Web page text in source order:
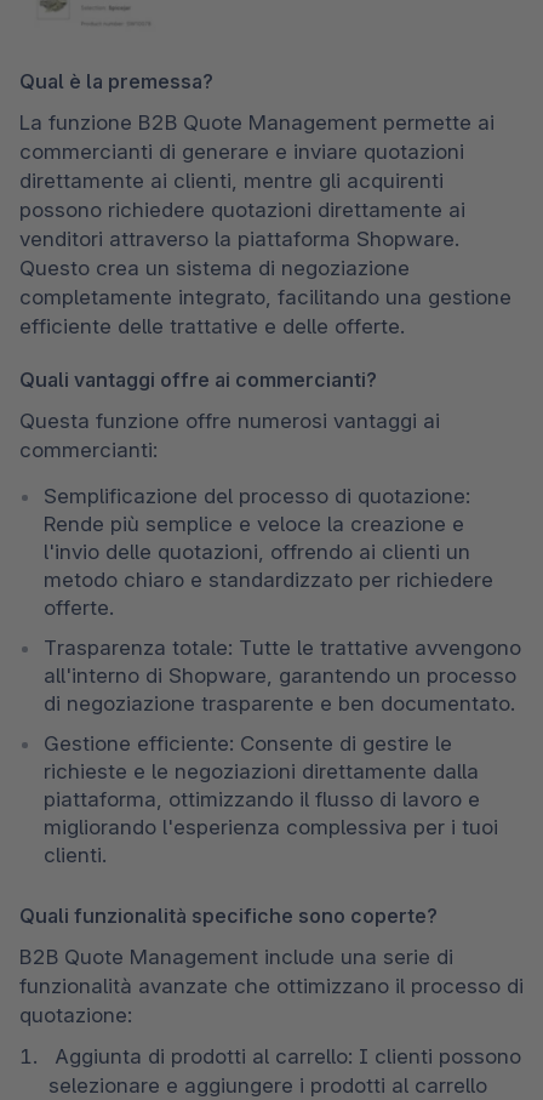
Qual è la premessa?
La funzione B2B Quote Management permette ai
commercianti di generare e inviare quotazioni
direttamente ai clienti, mentre gli acquirenti
possono richiedere quotazioni direttamente ai
venditori attraverso la piattaforma Shopware.
Questo crea un sistema di negoziazione
completamente integrato, facilitando una gestione
efficiente delle trattative e delle offerte.
Quali vantaggi offre ai commercianti?
Questa funzione offre numerosi vantaggi ai
commercianti:
Semplificazione del processo di quotazione:
Rende più semplice e veloce la creazione e
l'invio delle quotazioni, offrendo ai clienti un
metodo chiaro e standardizzato per richiedere
offerte.
Trasparenza totale: Tutte le trattative avvengono
all'interno di Shopware, garantendo un processo
di negoziazione trasparente e ben documentato.
Gestione efficiente: Consente di gestire le
richieste e le negoziazioni direttamente dalla
piattaforma, ottimizzando il flusso di lavoro e
migliorando l'esperienza complessiva per i tuoi
clienti.
Quali funzionalità specifiche sono coperte?
B2B Quote Management include una serie di
funzionalità avanzate che ottimizzano il processo di
quotazione:
selezionare e aggiungere i prodotti al carrello